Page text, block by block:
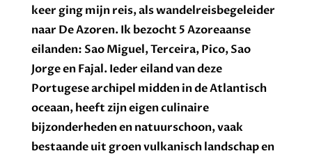
keer ging mijn reis, als wandelreisbegeleider
naar De Azoren. Ik bezocht 5 Azoreaanse
eilanden: Sao Miguel, Terceira, Pico, Sao
Jorge en Fajal. Ieder eiland van deze
Portugese archipel midden in de Atlantisch
oceaan, heeft zijn eigen culinaire
bijzonderheden en natuurschoon, vaak
bestaande uit groen vulkanisch landschap en